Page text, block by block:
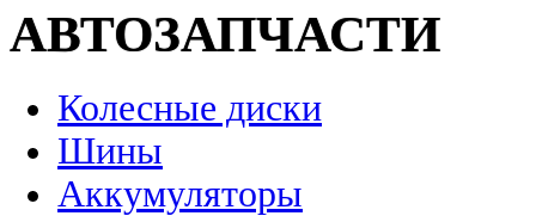
АВТОЗАПЧАСТИ
Колесные диски
Шины
Аккумуляторы